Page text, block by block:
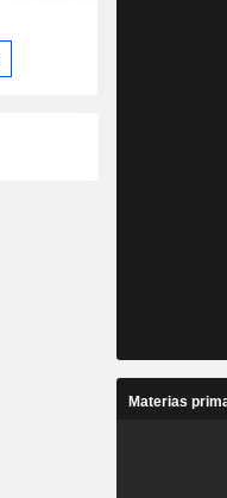
Materias